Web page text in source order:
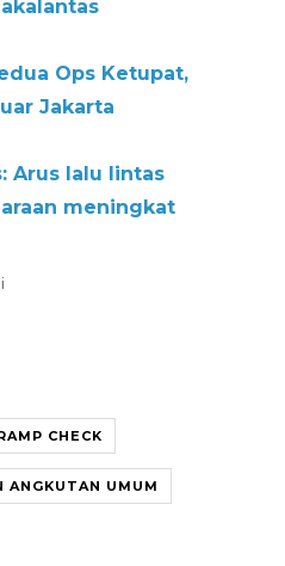
Ops Ketupat,
Jakarta
Arus lalu lintas
meningkat
CHECK
ANGKUTAN UMUM